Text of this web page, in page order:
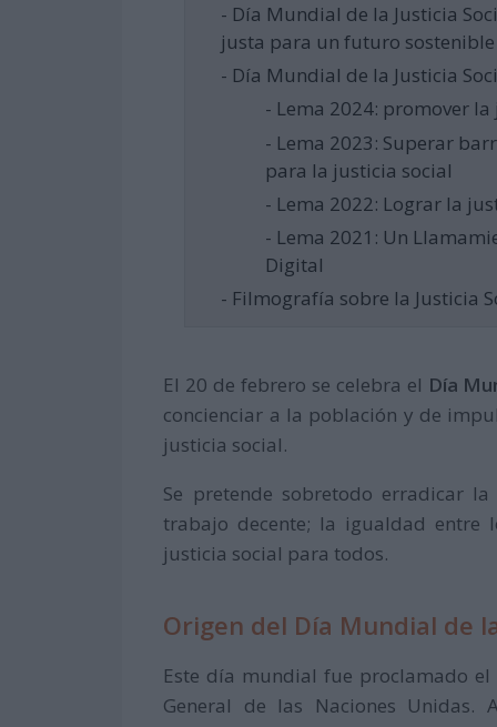
- Día Mundial de la Justicia
justa para un futuro sostenible
- Día Mundial de la Justicia
- Lema 2024: promover
- Lema 2023: Superar
para la justicia social
- Lema 2022: Lograr la
- Lema 2021: Un
Digital
- Filmografía sobre la Justicia
El 20 de febrero se celebra el Día
concienciar a la población y de
justicia social.
Se pretende sobretodo erradicar
trabajo decente; la igualdad entre
justicia social para todos.
Origen del Día Mundial de
Este día mundial fue proclamado
General de las Naciones Unidas.